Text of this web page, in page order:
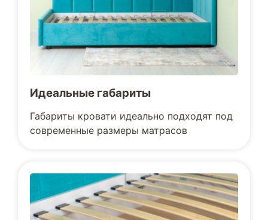
Идеальные габариты
Габариты кровати идеально подходят под
современные размеры матрасов